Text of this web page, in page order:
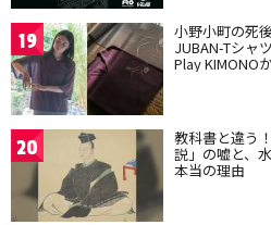
19 小野小町の死
JUBAN-Tシャ
Play KIMONO
20 教科書と違う
説」の嘘と、
本当の理由